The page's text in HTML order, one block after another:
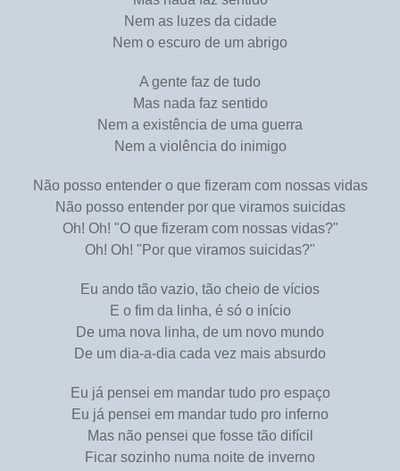
Nem as luzes da cidade
Nem o escuro de um abrigo
A gente faz de tudo
Mas nada faz sentido
Nem a existência de uma guerra
Nem a violência do inimigo
Não posso entender o que fizeram com nossas vidas
Não posso entender por que viramos suicidas
Oh! Oh! "O que fizeram com nossas vidas?"
Oh! Oh! "Por que viramos suicidas?"
Eu ando tão vazio, tão cheio de vícios
E o fim da linha, é só o início
De uma nova linha, de um novo mundo
De um dia-a-dia cada vez mais absurdo
Eu já pensei em mandar tudo pro espaço
Eu já pensei em mandar tudo pro inferno
Mas não pensei que fosse tão difícil
Ficar sozinho numa noite de inverno